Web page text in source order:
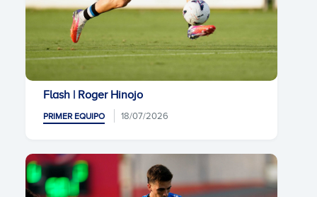
Flash | Roger Hinojo
PRIMER EQUIPO 18/07/2026